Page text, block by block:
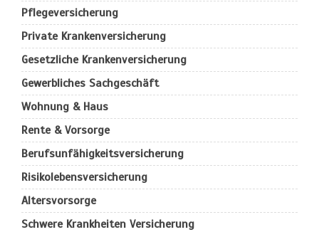
Pflegeversicherung
Private Krankenversicherung
Gesetzliche Krankenversicherung
Gewerbliches Sachgeschäft
Wohnung & Haus
Rente & Vorsorge
Berufs­unfähigkeitsversicherung
Risikolebensversicherung
Altersvorsorge
Schwere Krankheiten Versicherung